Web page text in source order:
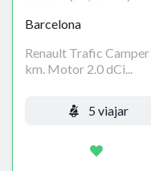
Barcelona
Renault Trafic
km. Motor 2.0 dCi...
5 viajar